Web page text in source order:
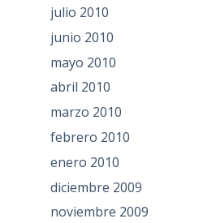
julio 2010
junio 2010
mayo 2010
abril 2010
marzo 2010
febrero 2010
enero 2010
diciembre 2009
noviembre 2009